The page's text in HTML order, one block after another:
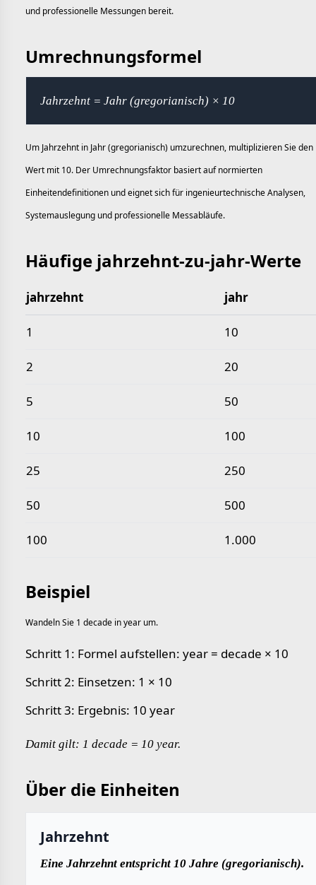
und professionelle Messungen bereit.
Umrechnungsformel
Jahrzehnt = Jahr (gregorianisch) × 10
Um Jahrzehnt in Jahr (gregorianisch) umzurechnen, multiplizieren Sie den
Wert mit 10. Der Umrechnungsfaktor basiert auf normierten
Einheitendefinitionen und eignet sich für ingenieurtechnische Analysen,
Systemauslegung und professionelle Messabläufe.
Häufige jahrzehnt-zu-jahr-Werte
Häufige jahrzehnt-zu-jahr-Werte
jahrzehnt jahr
1 10
2 20
5 50
10 100
25 250
50 500
100 1.000
Beispiel
Wandeln Sie 1 decade in year um.
Schritt 1: Formel aufstellen: year = decade × 10
Schritt 2: Einsetzen: 1 × 10
Schritt 3: Ergebnis: 10 year
Damit gilt: 1 decade = 10 year.
Über die Einheiten
Jahrzehnt
Eine Jahrzehnt entspricht 10 Jahre (gregorianisch).